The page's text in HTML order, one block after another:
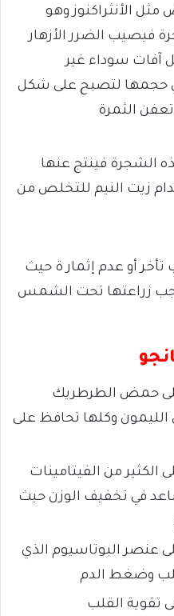
الأنثراكنوز وهو
فيصيب الضرر الأزهار
آفات سوداء غير
حجمها لتصبح على شكل
تعفن الثمرة
الشجرة فينتج عنها
زيت النيم للتخلص من
تأخر أو عدم إثمار ة حيث
ويجب زراعتها تحت الشمس
حمض الطرطريك
وكلها تحافظ على
من الفيتامينات
في تخفيف الوزن حيث
عنصر البوتاسيوم الذي
وضغط الدم
تقوية القلب